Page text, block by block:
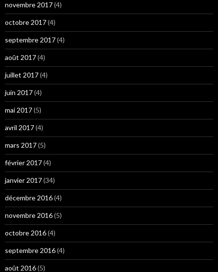
novembre 2017(4)
octobre 2017(4)
septembre 2017(4)
août 2017(4)
juillet 2017(4)
juin 2017(4)
mai 2017(5)
avril 2017(4)
mars 2017(5)
février 2017(4)
janvier 2017(34)
décembre 2016(4)
novembre 2016(5)
octobre 2016(4)
septembre 2016(4)
août 2016(5)